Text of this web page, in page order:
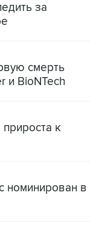
за
смерть
и BioNTech
к
номинирован в